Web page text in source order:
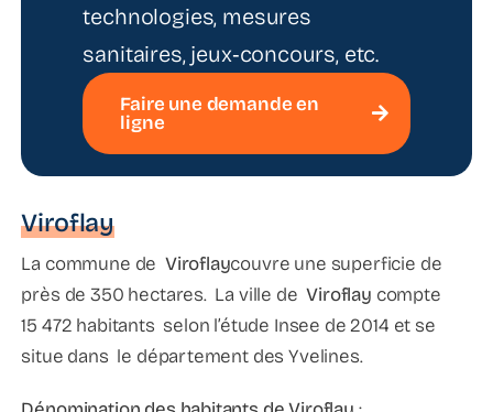
technologies, mesures
sanitaires, jeux‑concours, etc.
Faire une demande en
ligne
Viroflay
La commune de Viroflaycouvre une superficie de
près de 350 hectares. La ville deViroflay compte
15 472 habitants selon l’étude Insee de 2014 et se
situe dans le département des Yvelines.